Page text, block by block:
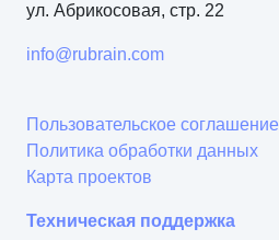
ул. Абрикосовая, стр. 22
info@rubrain.com
Пользовательское соглашение
Политика обработки данных
Карта проектов
Техническая поддержка